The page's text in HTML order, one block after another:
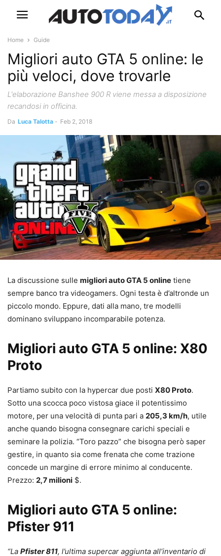
Home Guide
Migliori auto GTA 5 online: le
più veloci, dove trovarle
L'elaborazione Banshee 900 R viene messa a disposizione
recandosi in officina.
Da Luca Talotta - Feb 2, 2018
La discussione sulle migliori auto GTA 5 online tiene
sempre banco tra videogamers. Ogni testa è d’altronde un
piccolo mondo. Eppure, dati alla mano, tre modelli
dominano sviluppano incomparabile potenza.
Migliori auto GTA 5 online: X80
Proto
Partiamo subito con la hypercar due posti X80 Proto.
Sotto una scocca poco vistosa giace il potentissimo
motore, per una velocità di punta pari a 205,3 km/h, utile
anche quando bisogna consegnare carichi speciali e
seminare la polizia. “Toro pazzo” che bisogna però saper
gestire, in quanto sia come frenata che come trazione
concede un margine di errore minimo al conducente.
Prezzo: 2,7 milioni $.
Migliori auto GTA 5 online:
Pfister 911
“La Pfister 811, l’ultima supercar aggiunta all’inventario di